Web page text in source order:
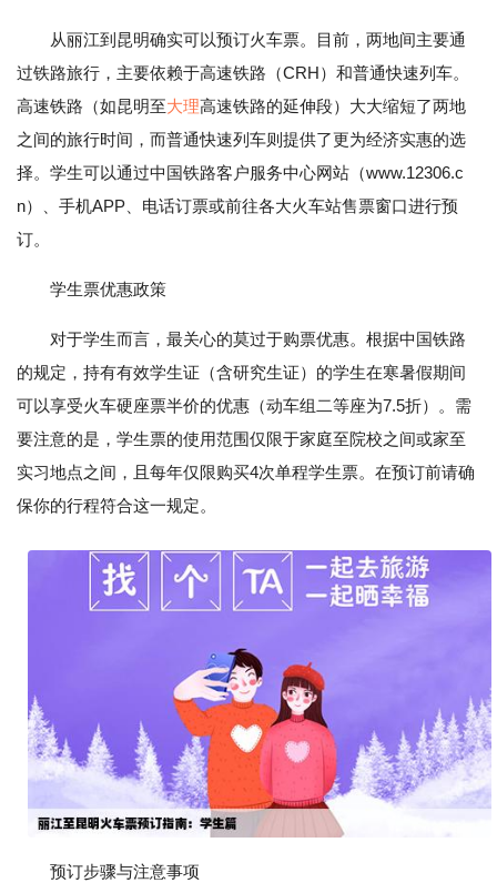
从丽江到昆明确实可以预订火车票。目前，两地间主要通
过铁路旅行，主要依赖于高速铁路（CRH）和普通快速列车。
高速铁路（如昆明至大理高速铁路的延伸段）大大缩短了两地
之间的旅行时间，而普通快速列车则提供了更为经济实惠的选
择。学生可以通过中国铁路客户服务中心网站（www.12306.c
n）、手机APP、电话订票或前往各大火车站售票窗口进行预
订。
学生票优惠政策
对于学生而言，最关心的莫过于购票优惠。根据中国铁路
的规定，持有有效学生证（含研究生证）的学生在寒暑假期间
可以享受火车硬座票半价的优惠（动车组二等座为7.5折）。需
要注意的是，学生票的使用范围仅限于家庭至院校之间或家至
实习地点之间，且每年仅限购买4次单程学生票。在预订前请确
保你的行程符合这一规定。
预订步骤与注意事项